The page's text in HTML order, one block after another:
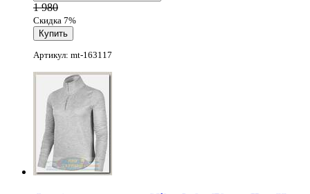
1 980
Скидка 7%
Артикул: mt-163117